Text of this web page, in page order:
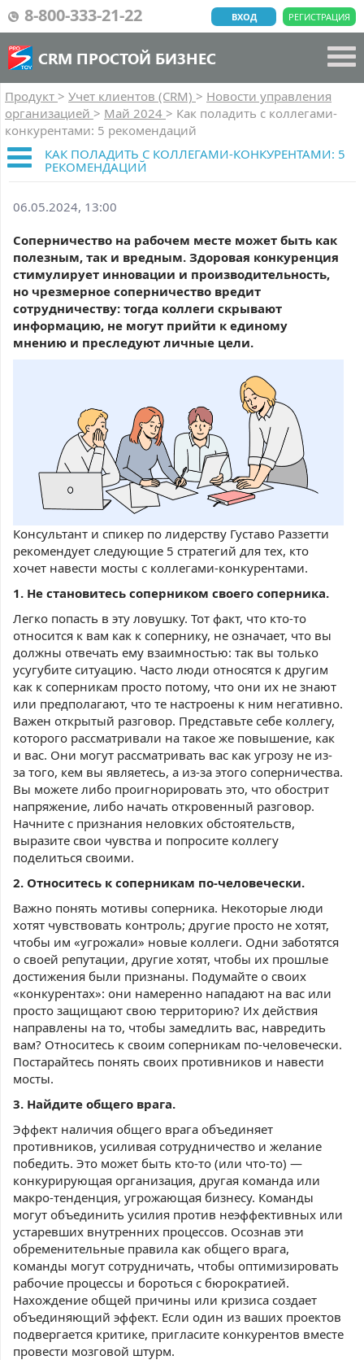
8-800-333-21-22 РЕГИСТРАЦИЯ
ВХОД
CRM ПРОСТОЙ БИЗНЕС
Продукт > Учет клиентов (CRM) > Новости управления
организацией > Май 2024 > Как поладить с коллегами-
конкурентами: 5 рекомендаций
КАК ПОЛАДИТЬ С КОЛЛЕГАМИ-КОНКУРЕНТАМИ: 5
РЕКОМЕНДАЦИЙ
06.05.2024, 13:00
Соперничество на рабочем месте может быть как
полезным, так и вредным. Здоровая конкуренция
стимулирует инновации и производительность,
но чрезмерное соперничество вредит
сотрудничеству: тогда коллеги скрывают
информацию, не могут прийти к единому
мнению и преследуют личные цели.
Консультант и спикер по лидерству Густаво Раззетти
рекомендует следующие 5 стратегий для тех, кто
хочет навести мосты с коллегами-конкурентами.
1. Не становитесь соперником своего соперника.
Легко попасть в эту ловушку. Тот факт, что кто-то
относится к вам как к сопернику, не означает, что вы
должны отвечать ему взаимностью: так вы только
усугубите ситуацию. Часто люди относятся к другим
как к соперникам просто потому, что они их не знают
или предполагают, что те настроены к ним негативно.
Важен открытый разговор. Представьте себе коллегу,
которого рассматривали на такое же повышение, как
и вас. Они могут рассматривать вас как угрозу не из-
за того, кем вы являетесь, а из-за этого соперничества.
Вы можете либо проигнорировать это, что обострит
напряжение, либо начать откровенный разговор.
Начните с признания неловких обстоятельств,
выразите свои чувства и попросите коллегу
поделиться своими.
2. Относитесь к соперникам по-человечески.
Важно понять мотивы соперника. Некоторые люди
хотят чувствовать контроль; другие просто не хотят,
чтобы им «угрожали» новые коллеги. Одни заботятся
о своей репутации, другие хотят, чтобы их прошлые
достижения были признаны. Подумайте о своих
«конкурентах»: они намеренно нападают на вас или
просто защищают свою территорию? Их действия
направлены на то, чтобы замедлить вас, навредить
вам? Относитесь к своим соперникам по-человечески.
Постарайтесь понять своих противников и навести
мосты.
3. Найдите общего врага.
Эффект наличия общего врага объединяет
противников, усиливая сотрудничество и желание
победить. Это может быть кто-то (или что-то) —
конкурирующая организация, другая команда или
макро-тенденция, угрожающая бизнесу. Команды
могут объединить усилия против неэффективных или
устаревших внутренних процессов. Осознав эти
обременительные правила как общего врага,
команды могут сотрудничать, чтобы оптимизировать
рабочие процессы и бороться с бюрократией.
Нахождение общей причины или кризиса создает
объединяющий эффект. Если один из ваших проектов
подвергается критике, пригласите конкурентов вместе
провести мозговой штурм.